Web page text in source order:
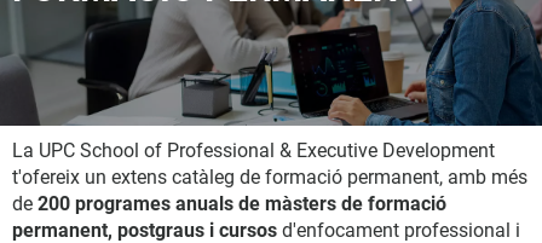
La UPC School of Professional & Executive Development
t'ofereix un extens catàleg de formació permanent, amb més
de 200 programes anuals de màsters de formació
permanent, postgraus i cursos d'enfocament professional i